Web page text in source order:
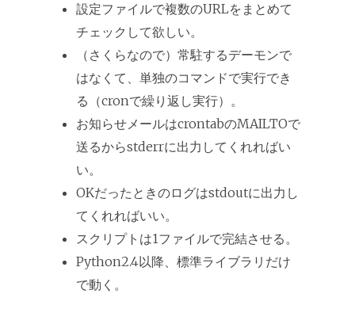
設定ファイルで複数のURLをまとめて
チェックして欲しい。
（さくらなので）常駐するデーモンで
はなくて、単独のコマンドで実行でき
る（cronで繰り返し実行）。
お知らせメールはcrontabのMAILTOで
送るからstderrに出力してくれればい
い。
OKだったときのログはstdoutに出力し
てくれればいい。
スクリプトは1ファイルで完結させる。
Python2.4以降、標準ライブラリだけ
で動く。